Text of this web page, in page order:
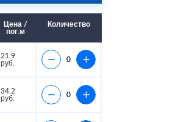
Цена /
пог.м
Количество
21.9
руб.
34.2
руб.